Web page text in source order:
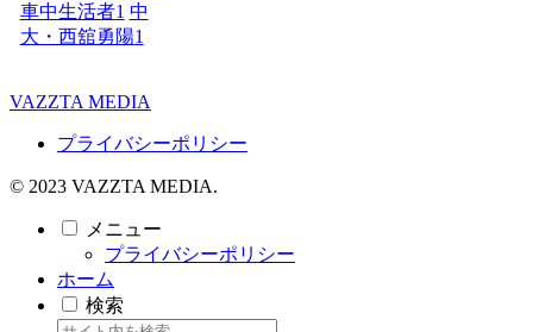
車中生活者1 中
大・西舘勇陽1
VAZZTA MEDIA
プライバシーポリシー
© 2023 VAZZTA MEDIA.
メニュー
プライバシーポリシー
ホーム
検索